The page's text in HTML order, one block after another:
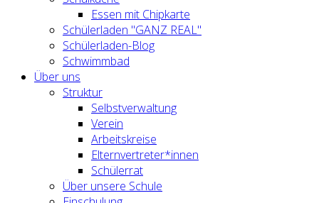
Essen mit Chipkarte
Schülerladen "GANZ REAL"
Schülerladen-Blog
Schwimmbad
Über uns
Struktur
Selbstverwaltung
Verein
Arbeitskreise
Elternvertreter*innen
Schülerrat
Über unsere Schule